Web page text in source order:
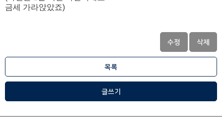
금세 가라앉았죠)
수정 삭제
목록
글쓰기